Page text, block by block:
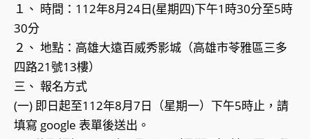
１、 時間：112年8月24日(星期四)下午1時30分至5時
30分
２、 地點：高雄大遠百威秀影城（高雄市苓雅區三多
四路21號13樓）
三、 報名方式
(一) 即日起至112年8月7日（星期一）下午5時止，請
填寫 google 表單後送出。